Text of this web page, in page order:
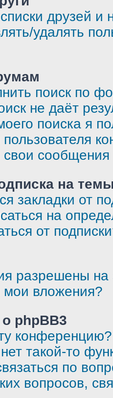
друзей и
удалять
поиск по
не даёт
поиска я
свои
на
закладки от
на
от
разрешены
мои вложения?
phpBB3
конференцию?
такой-то
по
вопросов,